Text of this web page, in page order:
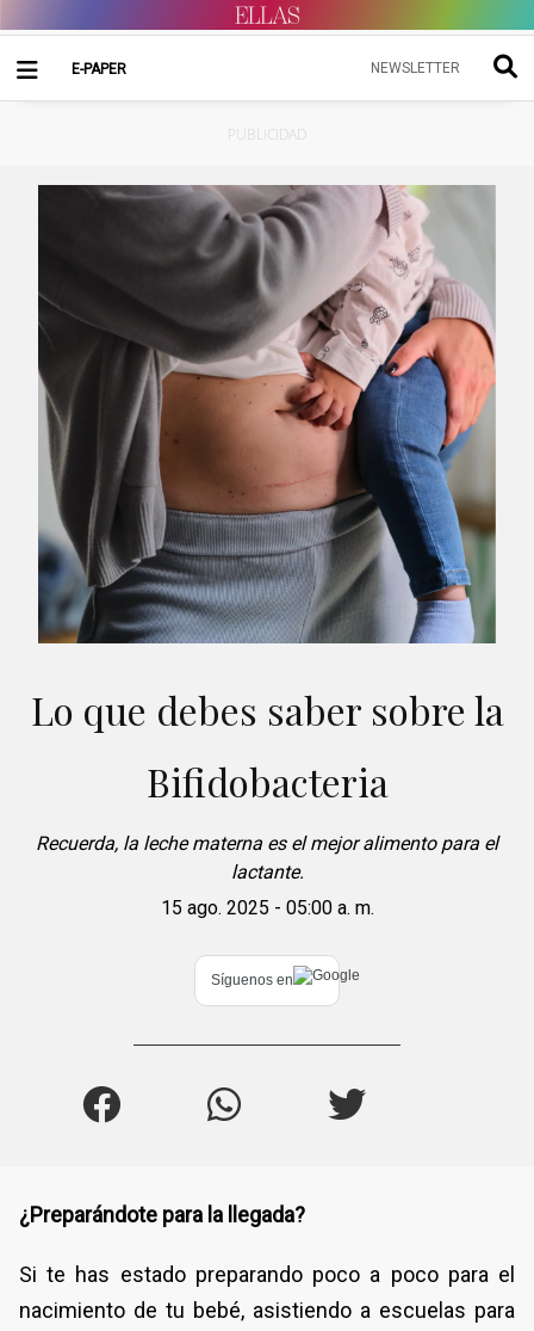
E-PAPER NEWSLETTER
PUBLICIDAD
Lo que debes saber sobre la
Bifidobacteria
Recuerda, la leche materna es el mejor alimento para el
lactante.
15 ago. 2025 - 05:00 a. m.
Síguenos en
¿Preparándote para la llegada?
Si te has estado preparando poco a poco para el
nacimiento de tu bebé, asistiendo a escuelas para